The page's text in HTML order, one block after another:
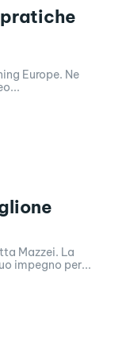
pratiche
Ne
Mazzei. La
impegno per...